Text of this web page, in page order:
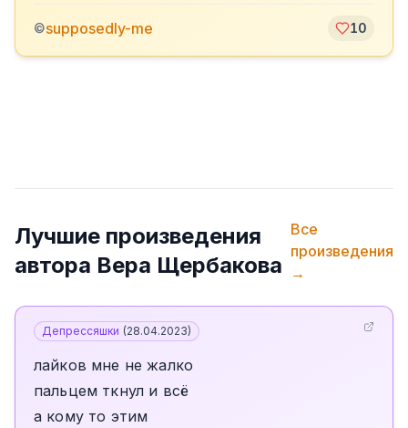
©supposedly-me 10
Лучшие произведения
автора Вера Щербакова
Все
произведения
→
Депрессяшки (28.04.2023)
лайков мне не жалко
пальцем ткнул и всё
а кому то этим